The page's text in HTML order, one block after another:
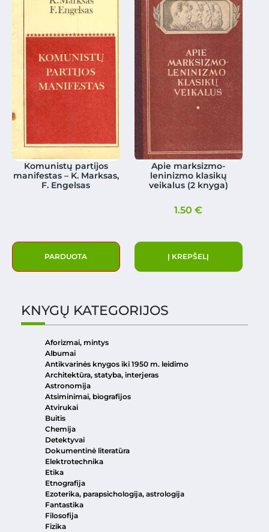
Komunistų partijos
manifestas – K. Marksas,
F. Engelsas
PARDUOTA
Apie marksizmo-
leninizmo klasikų
veikalus (2 knyga)
1.50€
Į KREPŠELĮ
KNYGŲ KATEGORIJOS
Aforizmai, mintys
Albumai
Antikvarinės knygos iki 1950 m. leidimo
Architektūra, statyba, interjeras
Astronomija
Atsiminimai, biografijos
Atvirukai
Buitis
Chemija
Detektyvai
Dokumentinė literatūra
Elektrotechnika
Etika
Etnografija
Ezoterika, parapsichologija, astrologija
Fantastika
Filosofija
Fizika